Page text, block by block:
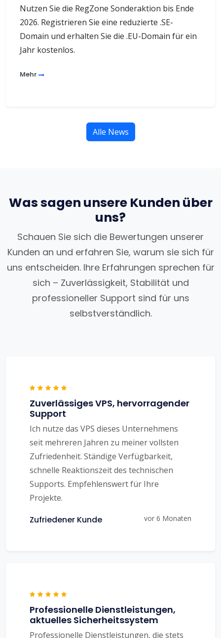
Nutzen Sie die RegZone Sonderaktion bis Ende
2026. Registrieren Sie eine reduzierte .SE-
Domain und erhalten Sie die .EU-Domain für ein
Jahr kostenlos.
Mehr
Alle News
Was sagen unsere Kunden über
uns?
Schauen Sie sich die Bewertungen unserer
Kunden an und erfahren Sie, warum sie sich für
uns entscheiden. Ihre Erfahrungen sprechen für
sich – Zuverlässigkeit, Stabilität und
professioneller Support sind für uns
selbstverständlich.
Zuverlässiges VPS, hervorragender
Support
Ich nutze das VPS dieses Unternehmens
seit mehreren Jahren zu meiner vollsten
Zufriedenheit. Ständige Verfügbarkeit,
schnelle Reaktionszeit des technischen
Supports. Empfehlenswert für Ihre
Projekte.
Zufriedener Kunde vor 6 Monaten
Professionelle Dienstleistungen,
aktuelles Sicherheitssystem
Professionelle Dienstleistungen, die stets